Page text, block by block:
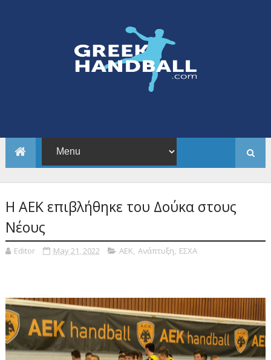
Η ΑΕΚ επιβλήθηκε του Δούκα στους
Νέους
Editor May 21, 2022 ΑΕΚ, Ανάπτυξη, ΕΣΧΑ